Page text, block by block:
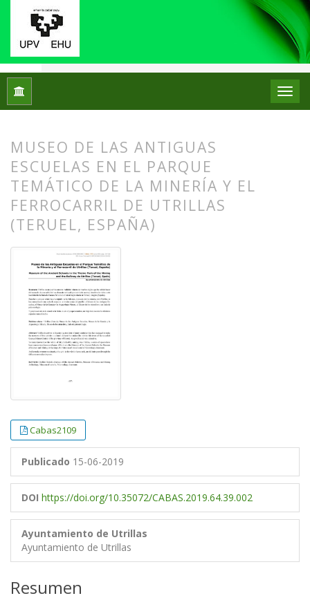
Inicio Centros de Patrimonio
MUSEO DE LAS ANTIGUAS
ESCUELAS EN EL PARQUE
TEMÁTICO DE LA MINERÍA Y EL
FERROCARRIL DE UTRILLAS
(TERUEL, ESPAÑA)
Cabas2109
Publicado 15-06-2019
DOI https://doi.org/10.35072/CABAS.2019.64.39.002
Ayuntamiento de Utrillas
Ayuntamiento de Utrillas
Resumen